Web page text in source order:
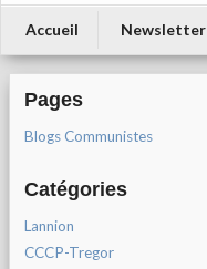
Accueil Newsletter
Pages
Blogs Communistes
Catégories
Lannion
CCCP-Tregor